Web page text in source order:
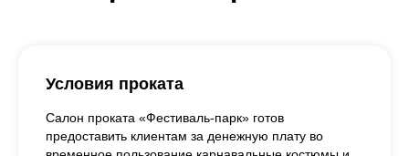
Условия проката
Салон проката «Фестиваль-парк» готов
предоставить клиентам за денежную плату во